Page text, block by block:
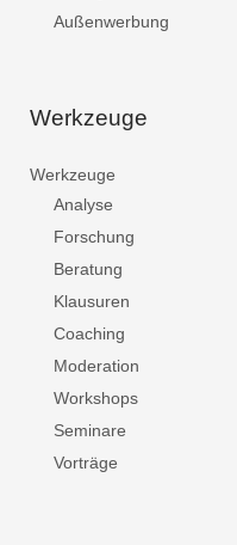
Außenwerbung
Werkzeuge
Werkzeuge
Analyse
Forschung
Beratung
Klausuren
Coaching
Moderation
Workshops
Seminare
Vorträge